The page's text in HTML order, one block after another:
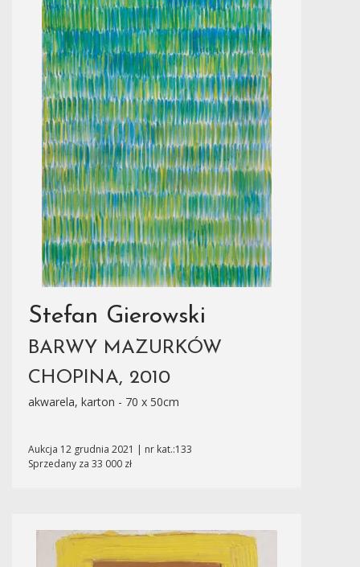
Stefan Gierowski
BARWY MAZURKÓW
CHOPINA, 2010
akwarela, karton - 70 x 50cm
Aukcja 12 grudnia 2021 | nr kat.:133
Sprzedany za 33 000 zł